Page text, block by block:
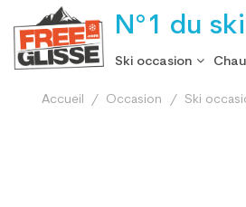
N°1 du
Ski occasion
Accueil Occasion Ski